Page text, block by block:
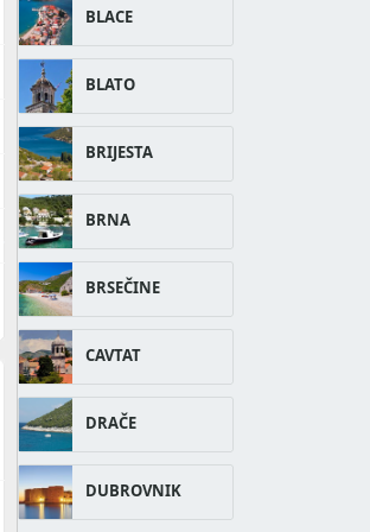
BLACE
BLATO
BRIJESTA
BRNA
BRSEČINE
CAVTAT
DRAČE
DUBROVNIK